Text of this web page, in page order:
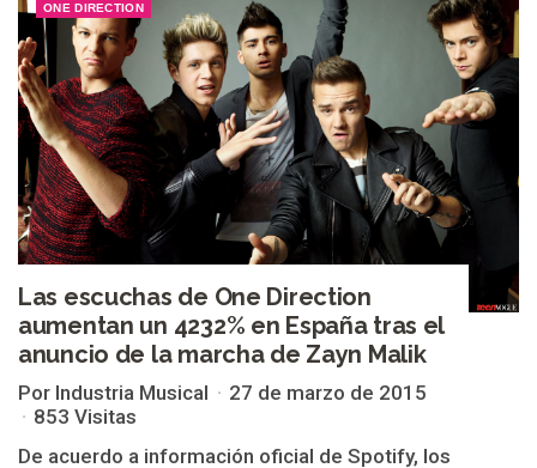
ONE DIRECTION
Las escuchas de One Direction
aumentan un 4232% en España tras el
anuncio de la marcha de Zayn Malik
Por Industria Musical
27 de marzo de 2015
853 Visitas
De acuerdo a información oficial de Spotify, los